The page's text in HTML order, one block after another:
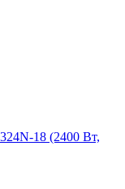
18 (2400 Вт,